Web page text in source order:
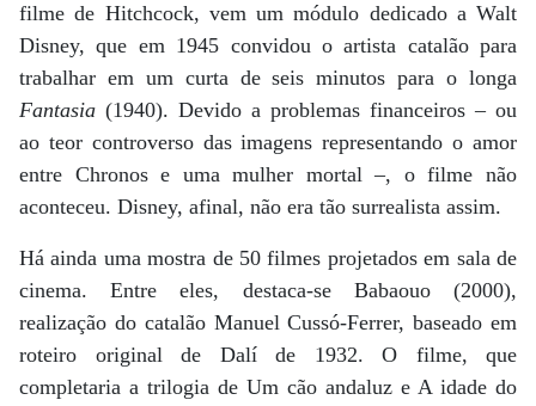
filme de Hitchcock, vem um módulo dedicado a Walt
Disney, que em 1945 convidou o artista catalão para
trabalhar em um curta de seis minutos para o longa
Fantasia (1940). Devido a problemas financeiros – ou
ao teor controverso das imagens representando o amor
entre Chronos e uma mulher mortal –, o filme não
aconteceu. Disney, afinal, não era tão surrealista assim.
Há ainda uma mostra de 50 filmes projetados em sala de
cinema. Entre eles, destaca-se Babaouo (2000),
realização do catalão Manuel Cussó-Ferrer, baseado em
roteiro original de Dalí de 1932. O filme, que
completaria a trilogia de Um cão andaluz e A idade do